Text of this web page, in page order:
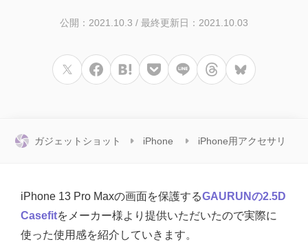
公開：2021.10.3 / 最終更新日：2021.10.03
ガジェットショット iPhone iPhone用アクセサリ
iPhone 13 Pro Maxの画面を保護するGAURUNの2.5D
Casefitをメーカー様より提供いただいたので実際に
使った使用感を紹介していきます。